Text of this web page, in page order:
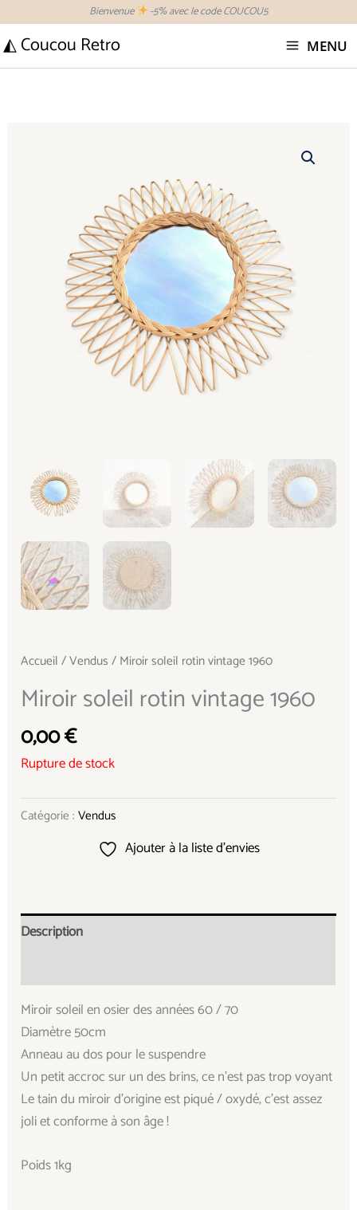
contenu
Bienvenue -5% avec le code COUCOU5
◭ Coucou Retro MENU
Accueil /Vendus / Miroir soleil rotin vintage 1960
Miroir soleil rotin vintage 1960
0,00€
Rupture de stock
Catégorie :Vendus
Ajouter à la liste d’envies
Description
Miroir soleil en osier des années 60 / 70
Diamètre 50cm
Anneau au dos pour le suspendre
Un petit accroc sur un des brins, ce n’est pas trop voyant
Le tain du miroir d’origine est piqué / oxydé, c’est assez
joli et conforme à son âge !
Poids 1kg